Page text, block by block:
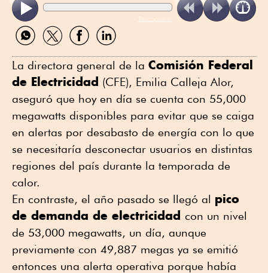
ReadSpeaker
Compartir
por
Compartir
por
Compartir
por
Compartir
por
La directora general de la Comisión Federal
de Electricidad (CFE), Emilia Calleja Alor,
aseguró que hoy en día se cuenta con 55,000
megawatts disponibles para evitar que se caiga
en alertas por desabasto de energía con lo que
se necesitaría desconectar usuarios en distintas
regiones del país durante la temporada de
calor.
En contraste, el año pasado se llegó al pico
de demanda de electricidad con un nivel
de 53,000 megawatts, un día, aunque
previamente con 49,887 megas ya se emitió
entonces una alerta operativa porque había